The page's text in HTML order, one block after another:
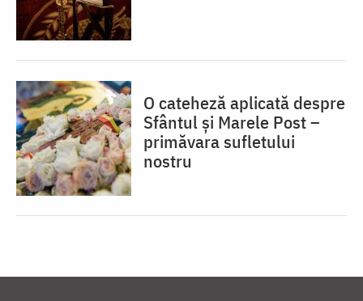
O cateheză aplicată despre
Sfântul și Marele Post –
primăvara sufletului
nostru